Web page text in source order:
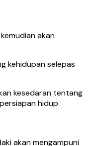
akan
kehidupan selepas
kesedaran tentang
hidup
akan mengampuni